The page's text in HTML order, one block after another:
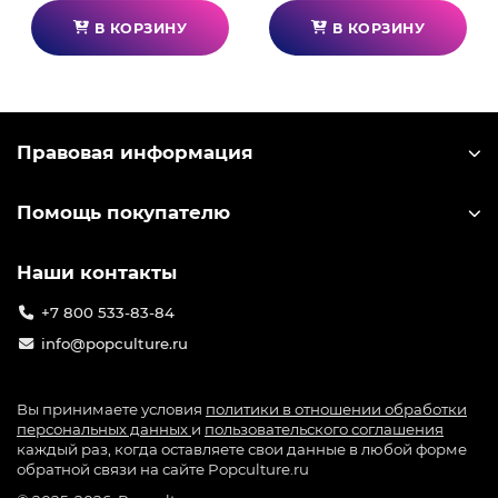
В КОРЗИНУ В КОРЗИНУ
Правовая информация
Помощь покупателю
Наши контакты
+7 800 533-83-84
info@popculture.ru
Вы принимаете условия политики в отношении обработки
персональных данных и пользовательского соглашения
каждый раз, когда оставляете свои данные в любой форме
обратной связи на сайте Popculture.ru